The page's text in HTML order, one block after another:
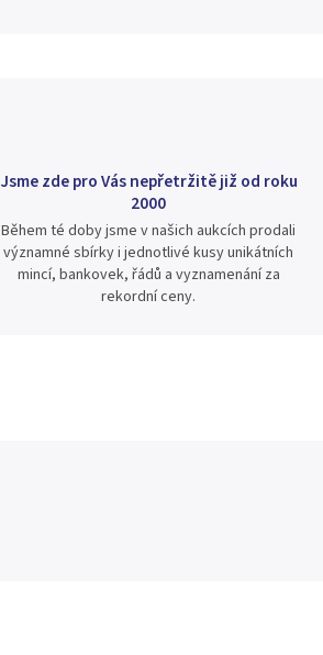
Jsme zde pro Vás nepřetržitě již od roku
2000
Během té doby jsme v našich aukcích prodali
významné sbírky i jednotlivé kusy unikátních
mincí, bankovek, řádů a vyznamenání za
rekordní ceny.